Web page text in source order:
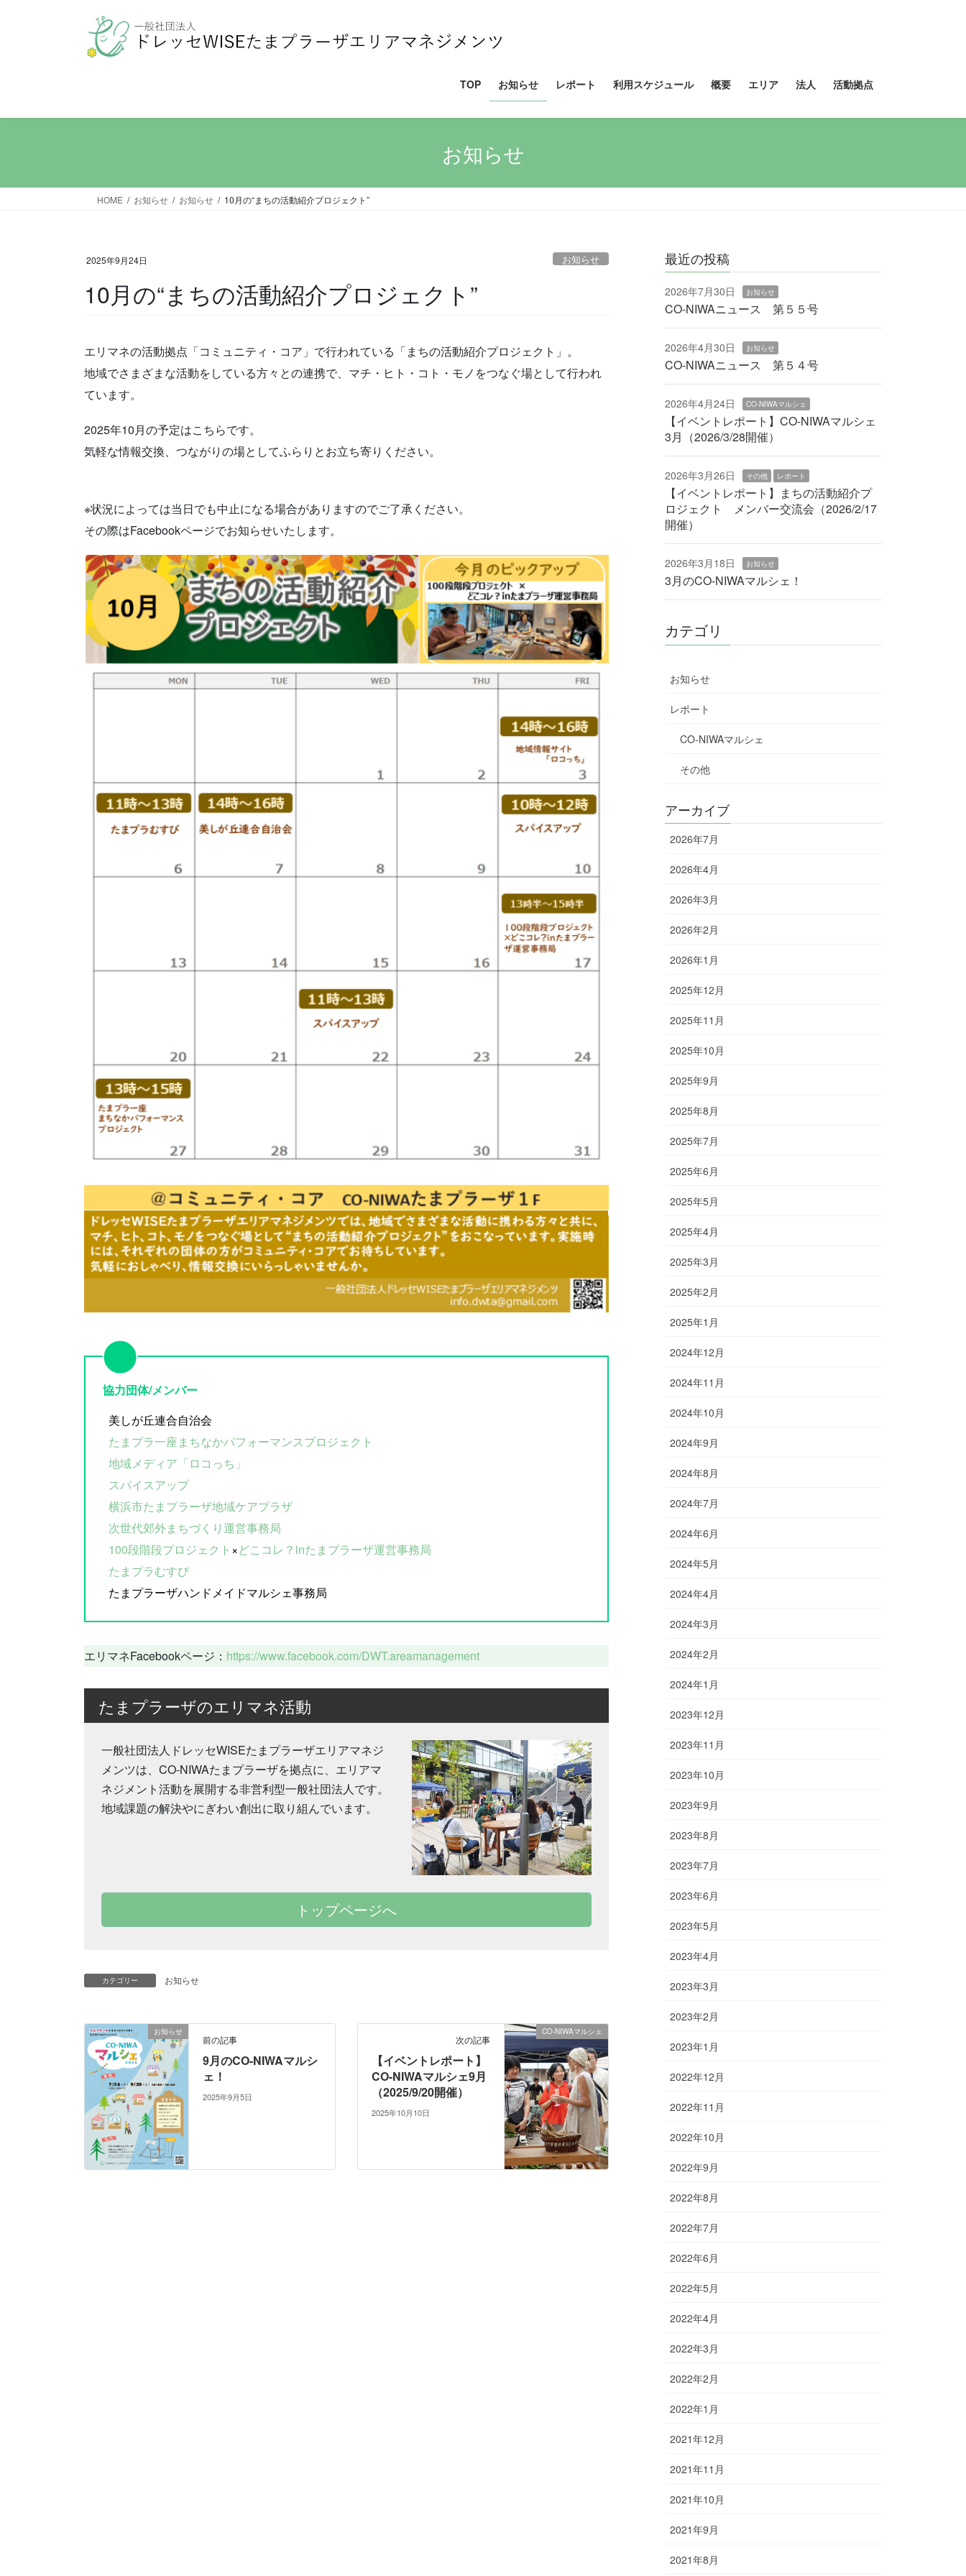
TOP お知らせ レポート 利用スケジュール 概要 エリア 法人 活動拠点
お知らせ
HOME お知らせ お知らせ 10月の“まちの活動紹介プロジェクト”
2025年9月24日 お知らせ
10月の“まちの活動紹介プロジェクト”
エリマネの活動拠点「コミュニティ・コア」で行われている「まちの活動紹介プロジェクト」。
地域でさまざまな活動をしている方々との連携で、マチ・ヒト・コト・モノをつなぐ場として行われ
ています。
2025年10月の予定はこちらです。
気軽な情報交換、つながりの場としてふらりとお立ち寄りください。
※状況によっては当日でも中止になる場合がありますのでご了承ください。
その際はFacebookページでお知らせいたします。
協力団体/メンバー
美しが丘連合自治会
たまプラ一座まちなかパフォーマンスプロジェクト
地域メディア「ロコっち」
スパイスアップ
横浜市たまプラーザ地域ケアプラザ
次世代郊外まちづくり運営事務局
100段階段プロジェクト ×どこコレ？inたまプラーザ運営事務局
たまプラむすび
たまプラーザハンドメイドマルシェ事務局
エリマネFacebookページ： https://www.facebook.com/DWT.areamanagement
たまプラーザのエリマネ活動
一般社団法人ドレッセWISEたまプラーザエリアマネジ
メンツは、CO-NIWAたまプラーザを拠点に、エリアマ
ネジメント活動を展開する非営利型一般社団法人です。
地域課題の解決やにぎわい創出に取り組んでいます。
トップページへ
カテゴリー お知らせ
お知らせ
前の記事
9月のCO-NIWAマルシ
ェ！
2025年9月5日
CO-NIWAマルシェ
次の記事
【イベントレポート】
CO-NIWAマルシェ9月
（2025/9/20開催）
2025年10月10日
最近の投稿
2026年7月30日 お知らせ
CO-NIWAニュース 第５５号
2026年4月30日 お知らせ
CO-NIWAニュース 第５４号
2026年4月24日 CO-NIWAマルシェ
【イベントレポート】CO-NIWAマルシェ
3月（2026/3/28開催）
2026年3月26日 その他 レポート
【イベントレポート】まちの活動紹介プ
ロジェクト メンバー交流会（2026/2/17
開催）
2026年3月18日 お知らせ
3月のCO-NIWAマルシェ！
カテゴリ
お知らせ
レポート
CO-NIWAマルシェ
その他
アーカイブ
2026年7月
2026年4月
2026年3月
2026年2月
2026年1月
2025年12月
2025年11月
2025年10月
2025年9月
2025年8月
2025年7月
2025年6月
2025年5月
2025年4月
2025年3月
2025年2月
2025年1月
2024年12月
2024年11月
2024年10月
2024年9月
2024年8月
2024年7月
2024年6月
2024年5月
2024年4月
2024年3月
2024年2月
2024年1月
2023年12月
2023年11月
2023年10月
2023年9月
2023年8月
2023年7月
2023年6月
2023年5月
2023年4月
2023年3月
2023年2月
2023年1月
2022年12月
2022年11月
2022年10月
2022年9月
2022年8月
2022年7月
2022年6月
2022年5月
2022年4月
2022年3月
2022年2月
2022年1月
2021年12月
2021年11月
2021年10月
2021年9月
2021年8月